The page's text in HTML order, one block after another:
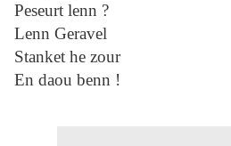
Peseurt lenn ?
Lenn Geravel
Stanket he zour
En daou benn !